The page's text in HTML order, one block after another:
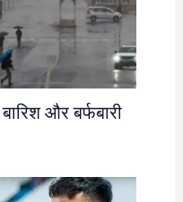
और बर्फबारी